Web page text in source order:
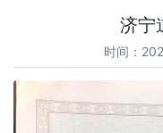
济宁
时间：